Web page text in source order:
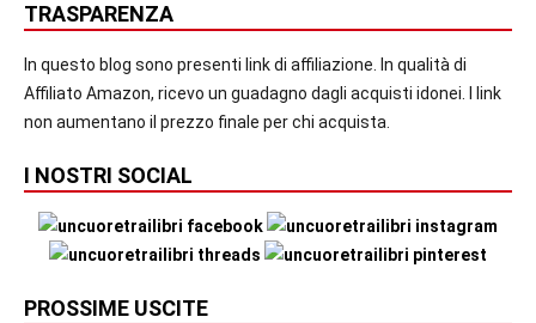
TRASPARENZA
In questo blog sono presenti link di affiliazione. In qualità di
Affiliato Amazon, ricevo un guadagno dagli acquisti idonei. I link
non aumentano il prezzo finale per chi acquista.
I NOSTRI SOCIAL
PROSSIME USCITE